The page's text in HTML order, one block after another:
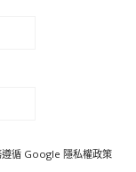
遵循 Google 隱私權政策